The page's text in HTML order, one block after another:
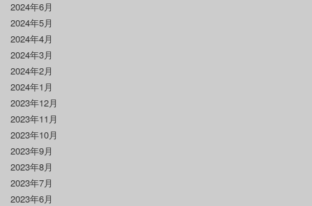
2024年6月
2024年5月
2024年4月
2024年3月
2024年2月
2024年1月
2023年12月
2023年11月
2023年10月
2023年9月
2023年8月
2023年7月
2023年6月